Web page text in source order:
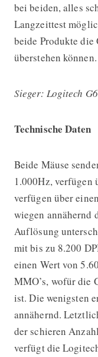
bei beiden, alles
Langzeittest
beide Produkte die
überstehen
Sieger: Logitech
Technische Daten
Beide Mäuse
1.000Hz, verfügen
verfügen über
wiegen annähernd
Auflösung
mit bis zu 8.200
einen Wert von
MMO’s, wofür die
ist. Die wenigsten
annähernd.
der schieren
verfügt die